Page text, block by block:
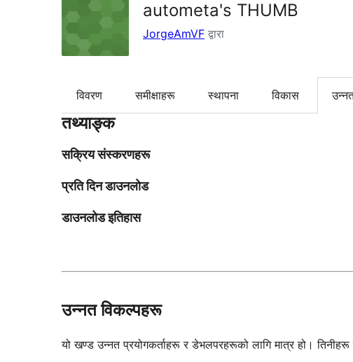
autometa's THUMB
JorgeAmVF द्वारा
विवरण समीक्षाहरू स्थापना विकास
तथ्याङ्क
सक्रिय संस्करणहरू
प्रति दिन डाउनलोड
डाउनलोड इतिहास
उन्नत विकल्पहरू
यो खण्ड उन्नत प्रयोगकर्ताहरू र डेभलपरहरूको लागि मात्र हो। तिनीहरू